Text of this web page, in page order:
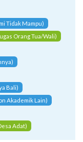
Tidak Mampu)
Orang Tua/Wali)
Bali)
Akademik Lain)
Adat)